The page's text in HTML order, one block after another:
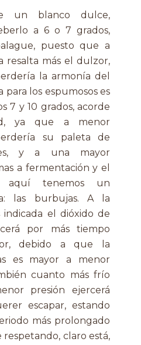
un blanco dulce,
a 6 o 7 grados,
puesto que a
resalta más el dulzor,
la armonía del
los espumosos es
7 y 10 grados, acorde
ya que a menor
su paleta de
y a una mayor
a fermentación y el
aquí tenemos un
las burbujas. A la
el dióxido de
por más tiempo
debido a que la
es mayor a menor
cuanto más frío
presión ejercerá
escapar, estando
más prolongado
respetando, claro está,